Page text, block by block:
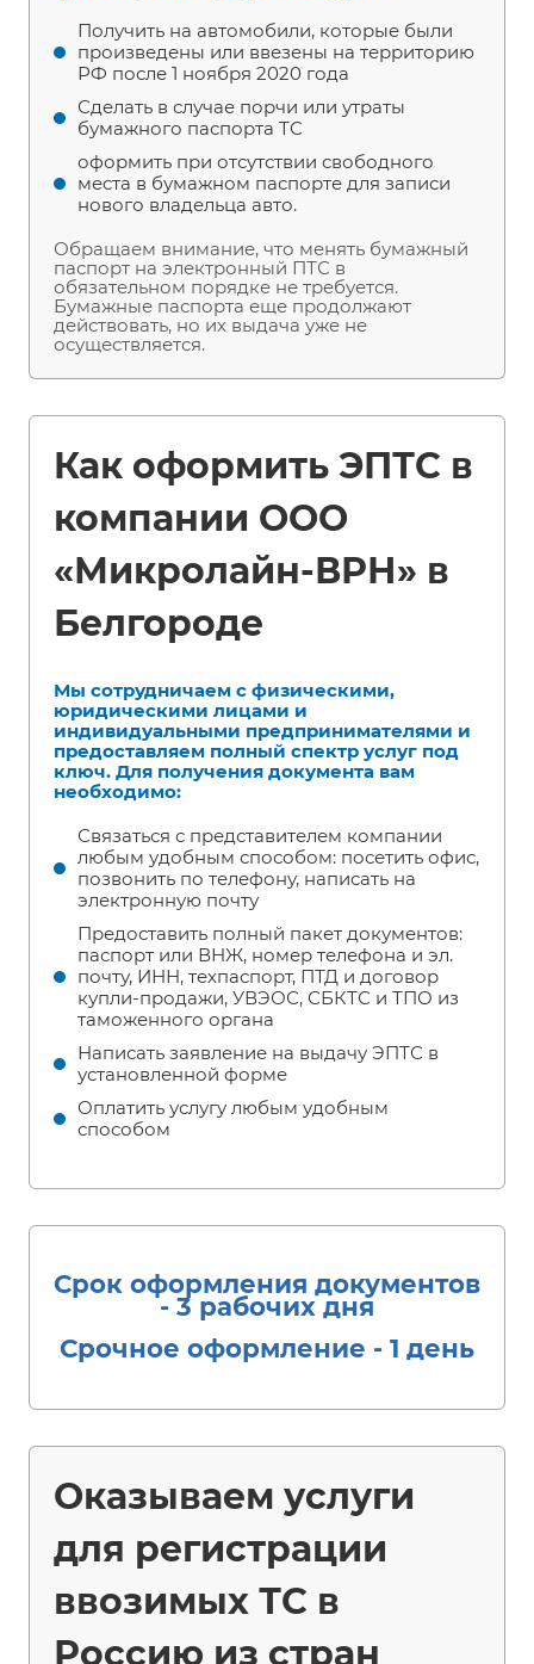
Получить на автомобили, которые были
произведены или ввезены на территорию
РФ после 1 ноября 2020 года
Сделать в случае порчи или утраты
бумажного паспорта ТС
оформить при отсутствии свободного
места в бумажном паспорте для записи
нового владельца авто.
Обращаем внимание, что менять бумажный
паспорт на электронный ПТС в
обязательном порядке не требуется.
Бумажные паспорта еще продолжают
действовать, но их выдача уже не
осуществляется.
Как оформить ЭПТС в
компании ООО
«Микролайн-ВРН» в
Белгороде
Мы сотрудничаем с физическими,
юридическими лицами и
индивидуальными предпринимателями и
предоставляем полный спектр услуг под
ключ. Для получения документа вам
необходимо:
Связаться с представителем компании
любым удобным способом: посетить офис,
позвонить по телефону, написать на
электронную почту
Предоставить полный пакет документов:
паспорт или ВНЖ, номер телефона и эл.
почту, ИНН, техпаспорт, ПТД и договор
купли-продажи, УВЭОС, СБКТС и ТПО из
таможенного органа
Написать заявление на выдачу ЭПТС в
установленной форме
Оплатить услугу любым удобным
способом
Срок оформления документов
- 3 рабочих дня
Срочное оформление - 1 день
Оказываем услуги
для регистрации
ввозимых ТС в
Россию из стран